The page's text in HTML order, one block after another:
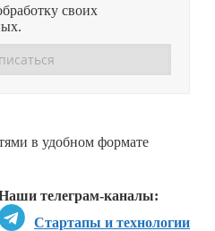
своих
в удобном формате
телеграм-каналы:
Стартапы и технологии